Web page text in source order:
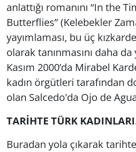
anlattığı romanını “In the
Butterflies” (Kelebekler
yayımlaması, bu üç
olarak tanınmasını daha da
Kasım 2000’da Mirabel
kadın örgütleri tarafından
olan Salcedo'da Ojo de
TARİHTE TÜRK
Buradan yola çıkarak